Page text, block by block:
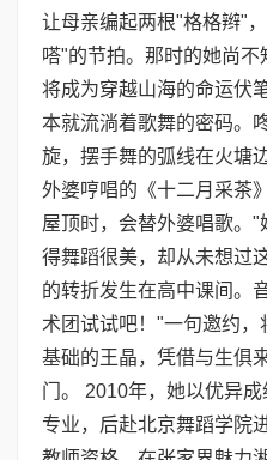
让母亲编起两根"格格辫"
嗒"的节拍。那时的她尚不
将成为穿越山海的命运伏
本就流淌着歌舞的密码。
旋，摆手舞的弧线在火塘
外婆哼唱的《十二月采茶
屋顶时，会替外婆唱歌。
得舞蹈很美，却从未想过
的转折发生在高中课间。
术团试试吧！"一句邀约
基础的王晶，凭借与生俱
门。 2010年，她以优异
专业，后赴北京舞蹈学院